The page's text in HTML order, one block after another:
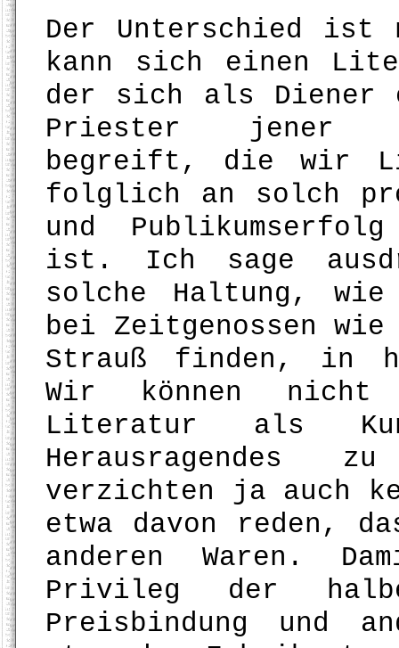
Der Unterschied ist
kann sich einen
der sich als
Priester jener
begreift, die wir
folglich an solch
und
ist. Ich sage
solche Haltung,
bei Zeitgenossen
Strauß finden, in
Wir können
Literatur als
verzichten ja auch
etwa davon reden,
anderen Waren.
Privileg der
Preisbindung und